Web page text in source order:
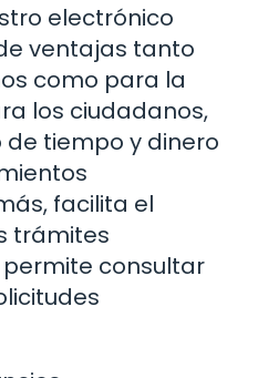
electrónico
ventajas tanto
como para la
los ciudadanos,
tiempo y dinero
facilita el
trámites
permite consultar